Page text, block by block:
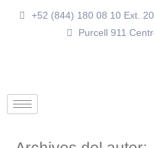
+52 (844) 180 08 10 Ext.
Purcell 911